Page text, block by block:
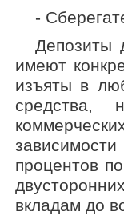
-
Депозиты
имеют
изъяты в
средства,
процентов
вкладам до